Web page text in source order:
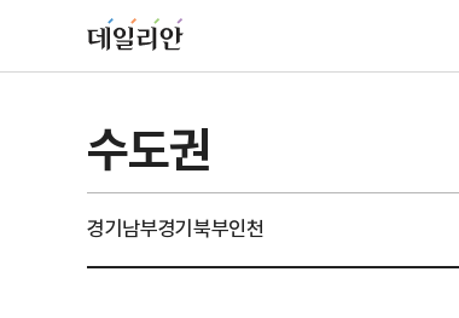
수도권
경기남부경기북부인천